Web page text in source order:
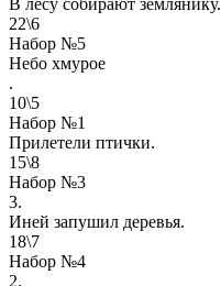
22\6
Набор №5
Небо хмурое
.
10\5
Набор №1
Прилетели птички.
15\8
Набор №3
3.
Иней запушил деревья.
18\7
Набор №4
2.